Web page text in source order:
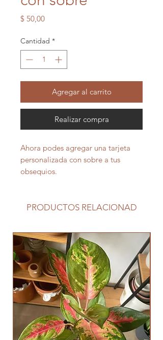
$ 50,00Precio
Cantidad *
Agregar al carrito
Realizar compra
Ahora podes agregar una tarjeta
personalizada con sobre a tus
obsequios.
PRODUCTOS RELACIONAD